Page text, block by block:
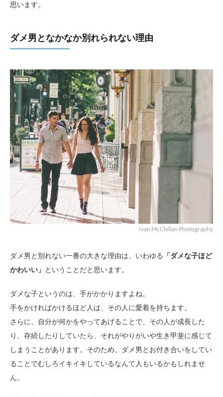
思います。
ダメ男となかなか別れられない理由
Ivan McClellan Photography
ダメ男と別れない一番の大きな理由は、いわゆる
「ダメな子ほど
かわいい」 ということだと思います。
ダメな子というのは、手がかかりますよね。
手をかければかけるほど人は、その人に愛着を持ちます。
さらに、自分が何かをやってあげることで、その人が成長した
り、存続したりしていたら、それがやりがいや生き甲斐に感じて
しまうことがあります。そのため、ダメ男とお付き合いをしてい
ることでむしろイキイキしているなんて人もいるかもしれませ
ん。